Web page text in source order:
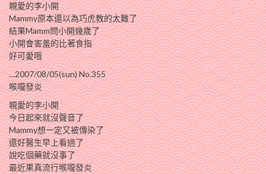
親愛的李小開
Mammy原本還以為巧虎教的太難了
結果Mamm問小開幾歲了
小開會害羞的比著食指
好可愛哦
…2007/08/05(sun) No.355
喉嚨發炎
親愛的李小開
今日起來就沒聲音了
Mammy想一定又被傳染了
還好醫生早上看過了
說吃個藥就沒事了
最近果真流行喉嚨發炎